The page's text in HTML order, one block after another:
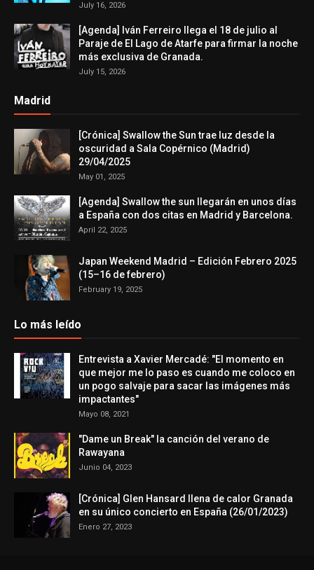
July 16, 2026
[Agenda] Iván Ferreiro llega el 18 de julio al
Paraje de El Lago de Atarfe para firmar la noche
más exclusiva de Granada.
July 15, 2026
Madrid
[Crónica] Swallow the Sun trae luz desde la
oscuridad a Sala Copérnico (Madrid)
29/04/2025
May 01, 2025
[Agenda] Swallow the sun llegarán en unos días
a España con dos citas en Madrid y Barcelona.
April 22, 2025
Japan Weekend Madrid – Edición Febrero 2025
(15–16 de febrero)
February 19, 2025
Lo más leído
Entrevista a Xavier Mercadé: "El momento en
que mejor me lo paso es cuando me coloco en
un pogo salvaje para sacar las imágenes más
impactantes"
Mayo 08, 2021
"Dame un Break" la canción del verano de
Rawayana
Junio 04, 2023
[Crónica] Glen Hansard llena de calor Granada
en su único concierto en España (26/01/2023)
Enero 27, 2023